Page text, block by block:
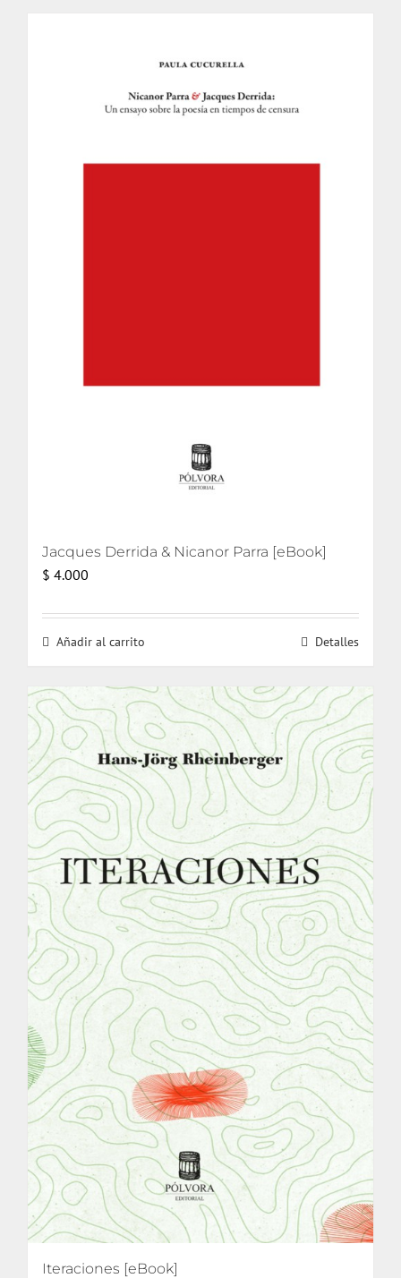
Jacques Derrida & Nicanor Parra [eBook]
$ 4.000
Añadir al carrito Detalles
Iteraciones [eBook]